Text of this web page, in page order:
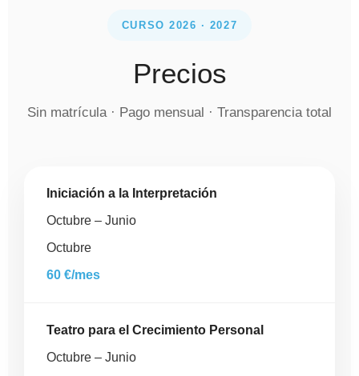
CURSO 2026 · 2027
Precios
Sin matrícula · Pago mensual · Transparencia total
Iniciación a la Interpretación
Octubre – Junio
Octubre
60 €/mes
Teatro para el Crecimiento Personal
Octubre – Junio